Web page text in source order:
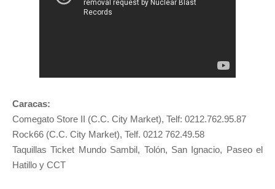
Caracas:
Comegato Store II (C.C. City Market), Telf: 0212.762.95.87
Rock66 (C.C. City Market), Telf. 0212 762.49.58
Taquillas Ticket Mundo Sambil, Tolón, San Ignacio, Paseo el
Hatillo y CCT